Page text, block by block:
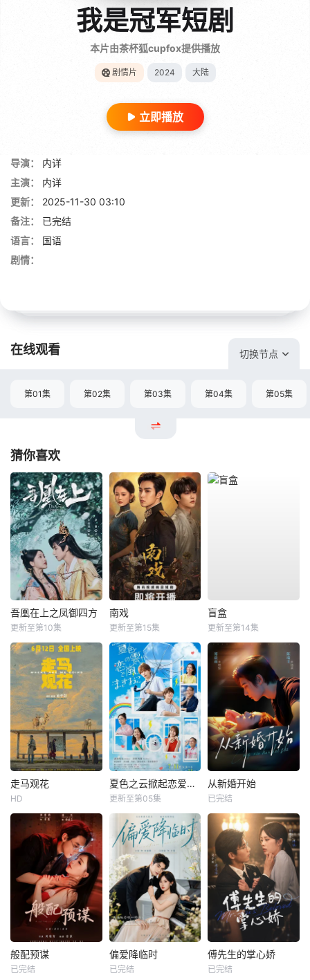
我是冠军短剧
本片由茶杯狐cupfox提供播放
剧情片 2024 大陆
立即播放
导演：
内详
主演：
内详
更新：
2025-11-30 03:10
备注：
已完结
语言：
国语
剧情：
在线观看 切换节点
第01集 第02集 第03集 第04集 第05集
猜你喜欢
吾凰在上之凤御四方
更新至第10集
南戏
更新至第15集
盲盒
更新至第14集
走马观花
HD
夏色之云掀起恋爱与风暴
更新至第05集
从新婚开始
已完结
般配预谋
已完结
偏爱降临时
已完结
傅先生的掌心娇
已完结